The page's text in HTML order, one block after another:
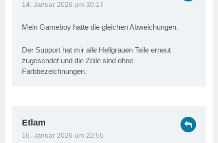
14. Januar 2026 um 10:17
Mein Gameboy hatte die gleichen Abweichungen.
Der Support hat mir alle Hellgrauen Teile erneut
zugesendet und die Zeile sind ohne
Farbbezeichnungen.
Etlam
16. Januar 2026 um 22:55